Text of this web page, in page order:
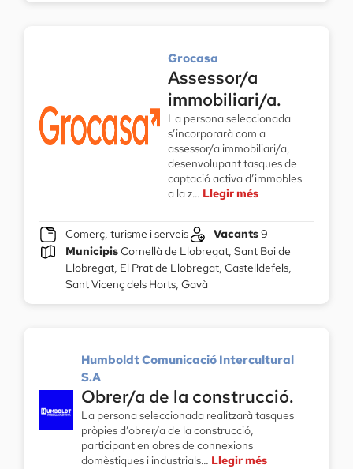
Grocasa
Assessor/a
immobiliari/a.
La persona seleccionada
s’incorporarà com a
assessor/a immobiliari/a,
desenvolupant tasques de
captació activa d’immobles
a la z… Llegir més
Comerç, turisme i serveis Vacants9
MunicipisCornellà de Llobregat, Sant Boi de
Llobregat, El Prat de Llobregat, Castelldefels,
Sant Vicenç dels Horts, Gavà
Humboldt Comunicació Intercultural
S.A
Obrer/a de la construcció.
La persona seleccionada realitzarà tasques
pròpies d’obrer/a de la construcció,
participant en obres de connexions
domèstiques i industrials… Llegir més